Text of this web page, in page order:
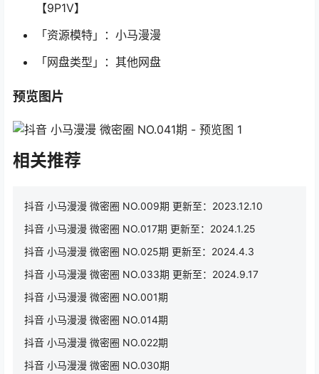
【9P1V】
「资源模特」：小马漫漫
「网盘类型」：其他网盘
预览图片
相关推荐
抖音 小马漫漫 微密圈 NO.009期 更新至：2023.12.10
抖音 小马漫漫 微密圈 NO.017期 更新至：2024.1.25
抖音 小马漫漫 微密圈 NO.025期 更新至：2024.4.3
抖音 小马漫漫 微密圈 NO.033期 更新至：2024.9.17
抖音 小马漫漫 微密圈 NO.001期
抖音 小马漫漫 微密圈 NO.014期
抖音 小马漫漫 微密圈 NO.022期
抖音 小马漫漫 微密圈 NO.030期